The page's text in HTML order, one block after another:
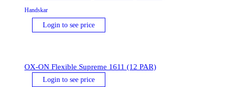
Handskar
Login to see price
OX-ON Flexible Supreme 1611 (12 PAR)
Login to see price